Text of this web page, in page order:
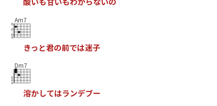
Am7
きっ と君の前では迷子
Dm7
溶かしてはランデブー